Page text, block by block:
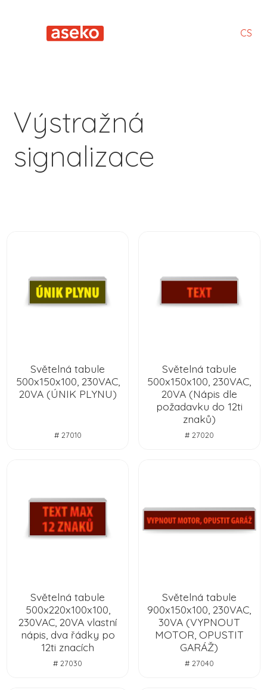
CS
Výstražná
signalizace
Světelná tabule
500x150x100, 230VAC,
20VA (ÚNIK PLYNU)
# 27010
Světelná tabule
500x150x100, 230VAC,
20VA (Nápis dle
požadavku do 12ti
znaků)
# 27020
Světelná tabule
500x220x100x100,
230VAC, 20VA vlastní
nápis, dva řádky po
12ti znacích
# 27030
Světelná tabule
900x150x100, 230VAC,
30VA (VYPNOUT
MOTOR, OPUSTIT
GARÁŽ)
# 27040